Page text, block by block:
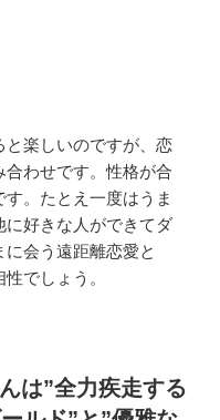
楽しいのですが、恋
合わせです。性格が合
。たとえ一度はうま
に好きな人ができてダ
会う遠距離恋愛と
でしょう。
は”全力疾走する